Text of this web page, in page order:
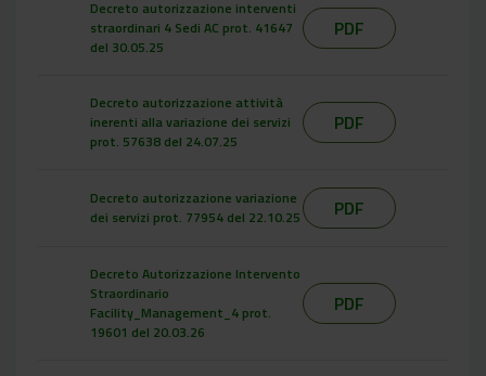
Decreto autorizzazione interventi
straordinari 4 Sedi AC prot. 41647
del 30.05.25
PDF
Decreto autorizzazione attività
inerenti alla variazione dei servizi
prot. 57638 del 24.07.25
PDF
Decreto autorizzazione variazione
dei servizi prot. 77954 del 22.10.25
PDF
Decreto Autorizzazione Intervento
Straordinario
Facility_Management_4 prot.
19601 del 20.03.26
PDF